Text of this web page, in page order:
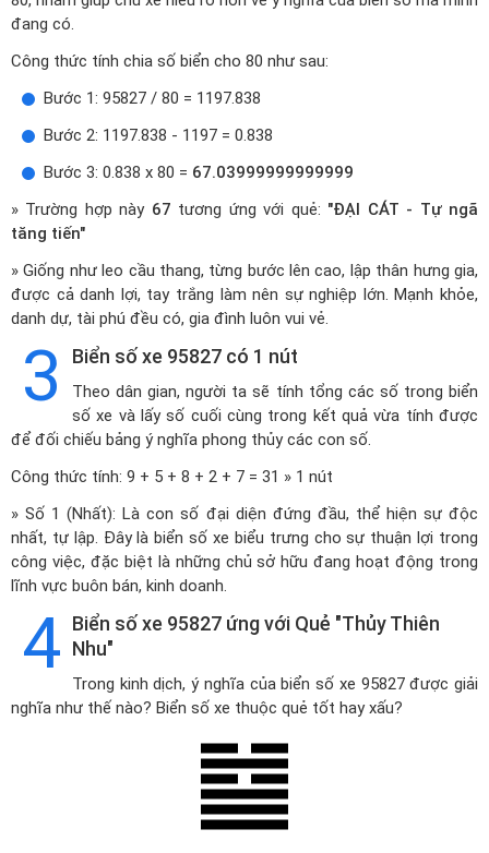
đang có.
Công thức tính chia số biển cho 80 như sau:
Bước 1: 95827 / 80 = 1197.838
Bước 2: 1197.838 - 1197 = 0.838
Bước 3: 0.838 x 80 = 67.03999999999999
» Trường hợp này 67 tương ứng với quẻ: "ĐẠI CÁT - Tự ngã
tăng tiến"
» Giống như leo cầu thang, từng bước lên cao, lập thân hưng gia,
được cả danh lợi, tay trắng làm nên sự nghiệp lớn. Mạnh khỏe,
danh dự, tài phú đều có, gia đình luôn vui vẻ.
3 Biển số xe 95827 có 1 nút
Theo dân gian, người ta sẽ tính tổng các số trong biển
số xe và lấy số cuối cùng trong kết quả vừa tính được
để đối chiếu bảng ý nghĩa phong thủy các con số.
Công thức tính: 9 + 5 + 8 + 2 + 7 = 31 » 1 nút
» Số 1 (Nhất): Là con số đại diện đứng đầu, thể hiện sự độc
nhất, tự lập. Đây là biển số xe biểu trưng cho sự thuận lợi trong
công việc, đặc biệt là những chủ sở hữu đang hoạt động trong
lĩnh vực buôn bán, kinh doanh.
4 Biển số xe 95827 ứng với Quẻ "Thủy Thiên
Nhu"
Trong kinh dịch, ý nghĩa của biển số xe 95827 được giải
nghĩa như thế nào? Biển số xe thuộc quẻ tốt hay xấu?